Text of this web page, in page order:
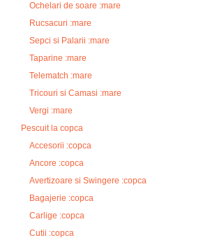
Ochelari de soare :mare
Rucsacuri :mare
Sepci si Palarii :mare
Taparine :mare
Telematch :mare
Tricouri si Camasi :mare
Vergi :mare
Pescuit la copca
Accesorii :copca
Ancore :copca
Avertizoare si Swingere :copca
Bagajerie :copca
Carlige :copca
Cutii :copca